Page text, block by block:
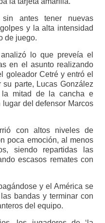
antes tener nuevas
y la alta intensidad
de juego.
lo que preveía el
en el asunto realizando
goleador Cetré y entró el
su parte, Lucas González
la mitad de la cancha e
del defensor Marcos
con altos niveles de
poca emoción, al menos
siendo repartidas las
escasos remates con
y el América se
bandas y terminar con
del equipo.